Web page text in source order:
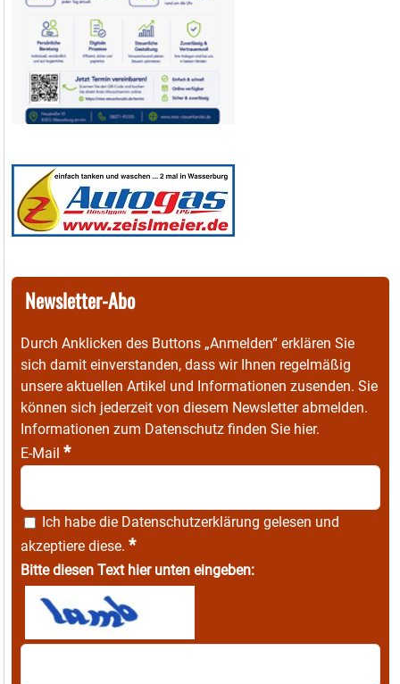
Newsletter-Abo
Durch Anklicken des Buttons „Anmelden“ erklären Sie
sich damit einverstanden, dass wir Ihnen regelmäßig
unsere aktuellen Artikel und Informationen zusenden. Sie
können sich jederzeit von diesem Newsletter abmelden.
Informationen zum Datenschutz finden Sie hier.
E-Mail *
Ich habe die Datenschutzerklärung gelesen und
akzeptiere diese. *
Bitte diesen Text hier unten eingeben: